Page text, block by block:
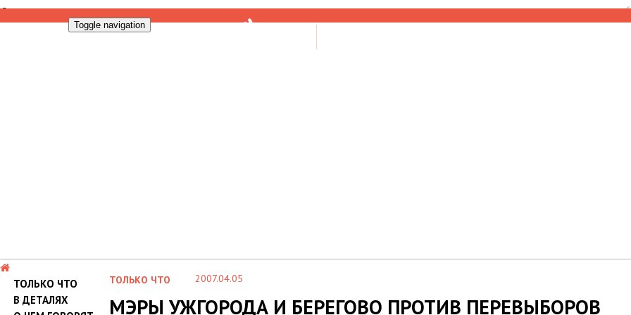
Toggle navigation
ТОЛЬКО ЧТО
В ДЕТАЛЯХ
ТОЛЬКО ЧТО 2007.04.05
МЭРЫ УЖГОРОДА И БЕРЕГОВО ПРОТИВ ПЕРЕВЫБОРОВ